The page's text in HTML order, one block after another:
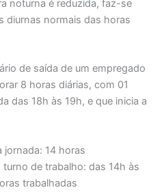
noturna é reduzida, faz-se
diurnas normais das horas
de saída de um empregado
8 horas diárias, com 01
das 18h às 19h, e que inicia a
jornada: 14 horas
turno de trabalho: das 14h às
trabalhadas